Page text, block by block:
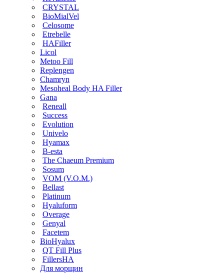
CRYSTAL
BioMialVel
Celosome
Etrebelle
HAFiller
Licol
Metoo Fill
Replengen
Chamryn
Mesoheal Body HA Filler
Gana
Reneall
Success
Evolution
Univelo
Hyamax
B-esta
The Chaeum Premium
Sosum
VOM (V.O.M.)
Bellast
Platinum
Hyaluform
Overage
Genyal
Facetem
BioHyalux
QT Fill Plus
FillersHA
Для морщин